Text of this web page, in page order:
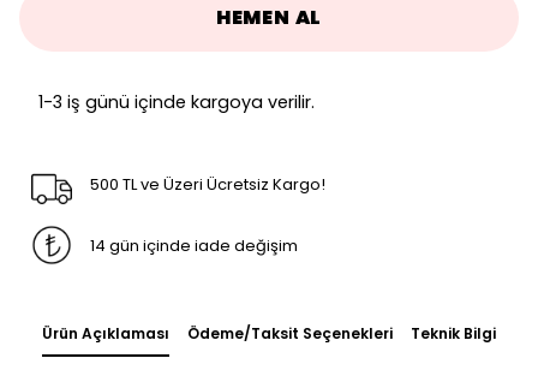
HEMEN AL
1-3 iş günü içinde kargoya verilir.
500 TL ve Üzeri Ücretsiz Kargo!
14 gün içinde iade değişim
Ürün Açıklaması Ödeme/Taksit Seçenekleri Teknik Bilgi